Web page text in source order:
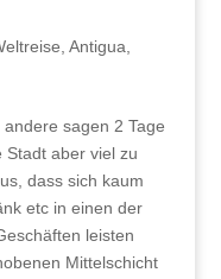
, Antigua,
sagen 2 Tage
aber viel zu
dass sich kaum
etc in einen der
leisten
Mittelschicht